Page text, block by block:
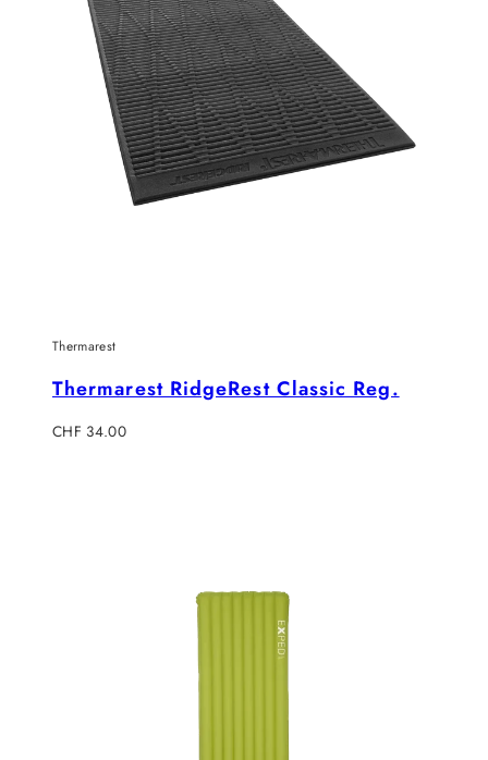
Thermarest
Thermarest RidgeRest Classic Reg.
Regulärer
CHF 34.00